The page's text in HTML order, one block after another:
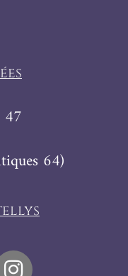
64)